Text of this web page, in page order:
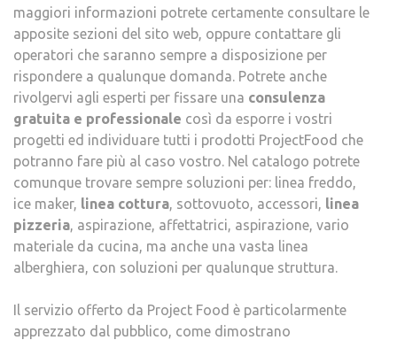
maggiori informazioni potrete certamente consultare le
apposite sezioni del sito web, oppure contattare gli
operatori che saranno sempre a disposizione per
rispondere a qualunque domanda. Potrete anche
rivolgervi agli esperti per fissare una consulenza
gratuita e professionale così da esporre i vostri
progetti ed individuare tutti i prodotti ProjectFood che
potranno fare più al caso vostro. Nel catalogo potrete
comunque trovare sempre soluzioni per: linea freddo,
ice maker, linea cottura , sottovuoto, accessori,
linea
pizzeria , aspirazione, affettatrici, aspirazione, vario
materiale da cucina, ma anche una vasta linea
alberghiera, con soluzioni per qualunque struttura.
Il servizio offerto da Project Food è particolarmente
apprezzato dal pubblico, come dimostrano